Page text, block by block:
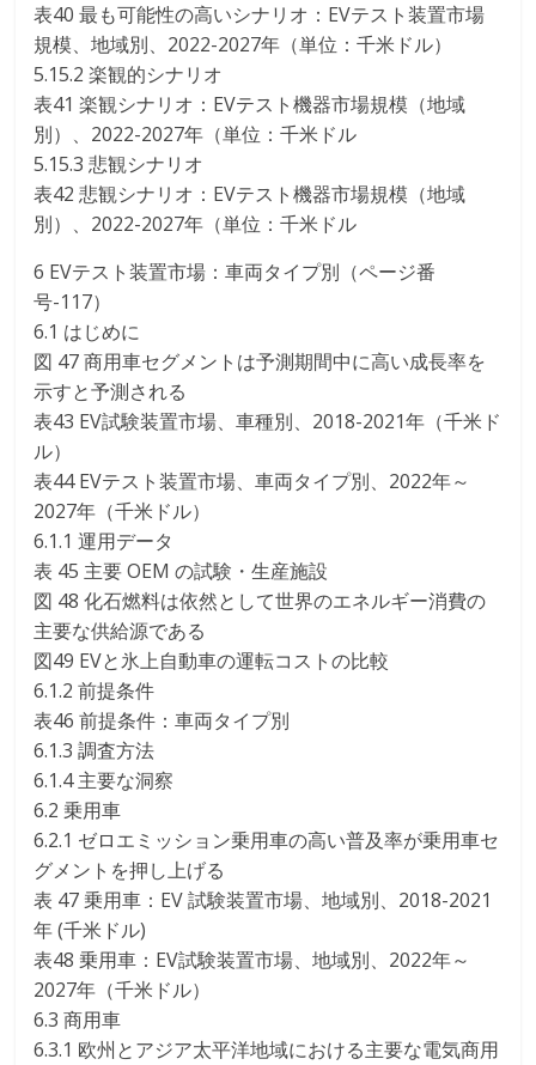
表40 最も可能性の高いシナリオ：EVテスト装置市場
規模、地域別、2022-2027年（単位：千米ドル）
5.15.2 楽観的シナリオ
表41 楽観シナリオ：EVテスト機器市場規模（地域
別）、2022-2027年（単位：千米ドル
5.15.3 悲観シナリオ
表42 悲観シナリオ：EVテスト機器市場規模（地域
別）、2022-2027年（単位：千米ドル
6 EVテスト装置市場：車両タイプ別（ページ番
号-117）
6.1 はじめに
図 47 商用車セグメントは予測期間中に高い成長率を
示すと予測される
表43 EV試験装置市場、車種別、2018-2021年（千米ド
ル）
表44 EVテスト装置市場、車両タイプ別、2022年～
2027年（千米ドル）
6.1.1 運用データ
表 45 主要 OEM の試験・生産施設
図 48 化石燃料は依然として世界のエネルギー消費の
主要な供給源である
図49 EVと氷上自動車の運転コストの比較
6.1.2 前提条件
表46 前提条件：車両タイプ別
6.1.3 調査方法
6.1.4 主要な洞察
6.2 乗用車
6.2.1 ゼロエミッション乗用車の高い普及率が乗用車セ
グメントを押し上げる
表 47 乗用車：EV 試験装置市場、地域別、2018-2021
年 (千米ドル)
表48 乗用車：EV試験装置市場、地域別、2022年～
2027年（千米ドル）
6.3 商用車
6.3.1 欧州とアジア太平洋地域における主要な電気商用